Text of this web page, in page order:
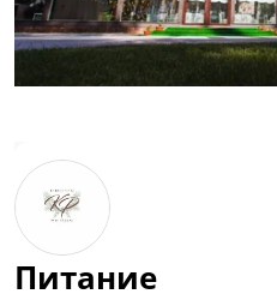
Питание